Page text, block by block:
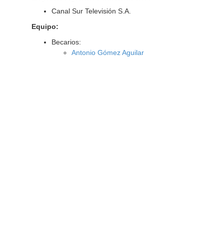
Canal Sur Televisión S.A.
Equipo:
Becarios:
Antonio Gómez Aguilar